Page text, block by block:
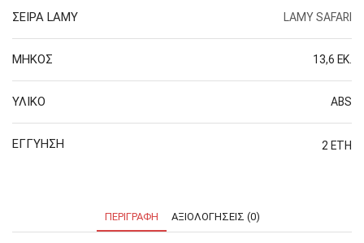
ΣΕΙΡΑ LAMY LAMY SAFARI
ΜΗΚΟΣ 13,6 ΕΚ.
ΥΛΙΚΟ ABS
ΕΓΓΥΗΣΗ 2 ΕΤΗ
ΠΕΡΙΓΡΑΦΉ ΑΞΙΟΛΟΓΉΣΕΙΣ (0)